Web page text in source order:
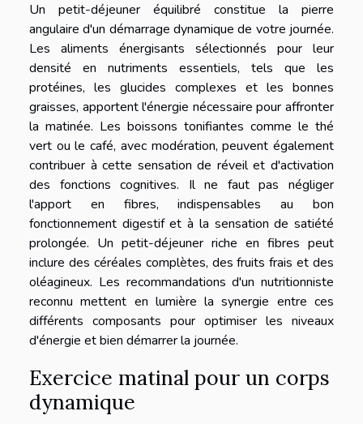
Un petit-déjeuner équilibré constitue la pierre
angulaire d'un démarrage dynamique de votre journée.
Les aliments énergisants sélectionnés pour leur
densité en nutriments essentiels, tels que les
protéines, les glucides complexes et les bonnes
graisses, apportent l'énergie nécessaire pour affronter
la matinée. Les boissons tonifiantes comme le thé
vert ou le café, avec modération, peuvent également
contribuer à cette sensation de réveil et d'activation
des fonctions cognitives. Il ne faut pas négliger
l'apport en fibres, indispensables au bon
fonctionnement digestif et à la sensation de satiété
prolongée. Un petit-déjeuner riche en fibres peut
inclure des céréales complètes, des fruits frais et des
oléagineux. Les recommandations d'un nutritionniste
reconnu mettent en lumière la synergie entre ces
différents composants pour optimiser les niveaux
d'énergie et bien démarrer la journée.
Exercice matinal pour un corps
dynamique